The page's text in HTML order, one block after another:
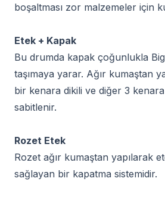
boşaltması zor malzemeler için
Etek + Kapak
Bu drumda kapak çoğunlukla
taşımaya yarar. Ağır kumaştan
bir kenara dikili ve diğer 3
sabitlenir.
Rozet Etek
Rozet ağır kumaştan yapılarak
sağlayan bir kapatma sistemidir.